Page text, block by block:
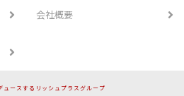
会社概要
ュースするリッシュプラスグループ